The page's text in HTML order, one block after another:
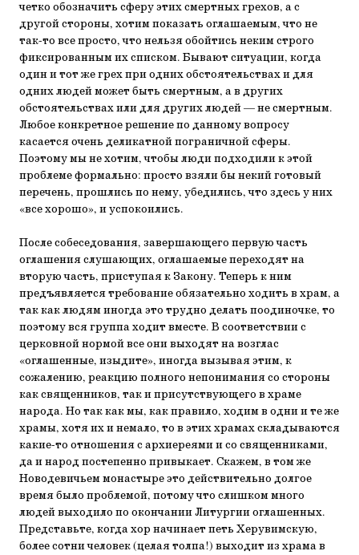
четко обозначить сферу этих смертных грехов, а с
другой стороны, хотим показать оглашаемым, что не
так-то все просто, что нельзя обойтись неким строго
фиксированным их списком. Бывают ситуации, когда
один и тот же грех при одних обстоятельствах и для
одних людей может быть смертным, а в других
обстоятельствах или для других людей — не смертным.
Любое конкретное решение по данному вопросу
касается очень деликатной пограничной сферы.
Поэтому мы не хотим, чтобы люди подходили к этой
проблеме формально: просто взяли бы некий готовый
перечень, прошлись по нему, убедились, что здесь у них
«все хорошо», и успокоились.
После собеседования, завершающего первую часть
оглашения слушающих, оглашаемые переходят на
вторую часть, приступая к Закону. Теперь к ним
предъявляется требование обязательно ходить в храм, а
так как людям иногда это трудно делать поодиночке, то
поэтому вся группа ходит вместе. В соответствии с
церковной нормой все они выходят на возглас
«оглашенные, изыдите», иногда вызывая этим, к
сожалению, реакцию полного непонимания со стороны
как священников, так и присутствующего в храме
народа. Но так как мы, как правило, ходим в одни и те же
храмы, хотя их и немало, то в этих храмах складываются
какие-то отношения с архиереями и со священниками,
да и народ постепенно привыкает. Скажем, в том же
Новодевичьем монастыре это действительно долгое
время было проблемой, потому что слишком много
людей выходило по окончании Литургии оглашенных.
Представьте, когда хор начинает петь Херувимскую,
более сотни человек (целая толпа!) выходит из храма в